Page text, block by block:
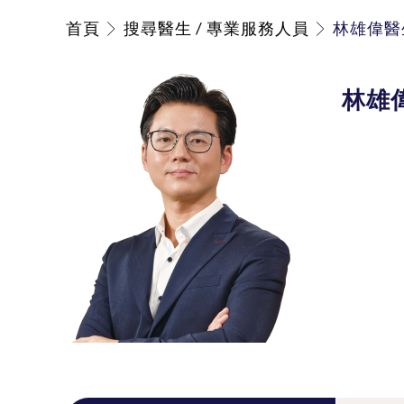
首頁 搜尋醫生 / 專業服務人員 林雄偉醫
林雄